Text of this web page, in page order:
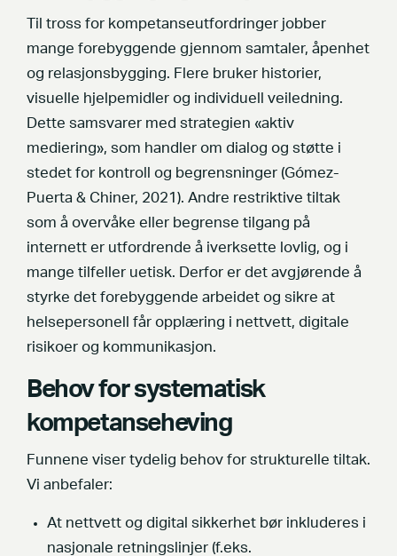
Til tross for kompetanseutfordringer jobber
mange forebyggende gjennom samtaler, åpenhet
og relasjonsbygging. Flere bruker historier,
visuelle hjelpemidler og individuell veiledning.
Dette samsvarer med strategien «aktiv
mediering», som handler om dialog og støtte i
stedet for kontroll og begrensninger (Gómez-
Puerta & Chiner, 2021). Andre restriktive tiltak
som å overvåke eller begrense tilgang på
internett er utfordrende å iverksette lovlig, og i
mange tilfeller uetisk. Derfor er det avgjørende å
styrke det forebyggende arbeidet og sikre at
helsepersonell får opplæring i nettvett, digitale
risikoer og kommunikasjon.
Behov for systematisk
kompetanseheving
Funnene viser tydelig behov for strukturelle tiltak.
Vi anbefaler:
At nettvett og digital sikkerhet bør inkluderes i
nasjonale retningslinjer (f.eks.